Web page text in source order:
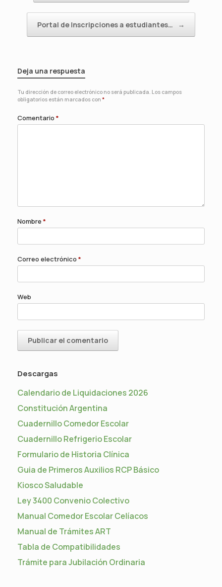
Portal de Inscripciones a estudiantes… →
Deja una respuesta
Tu dirección de correo electrónico no será publicada. Los campos
obligatorios están marcados con *
Comentario *
Nombre *
Correo electrónico *
Web
Descargas
Calendario de Liquidaciones 2026
Constitución Argentina
Cuadernillo Comedor Escolar
Cuadernillo Refrigerio Escolar
Formulario de Historia Clínica
Guia de Primeros Auxilios RCP Básico
Kiosco Saludable
Ley 3400 Convenio Colectivo
Manual Comedor Escolar Celíacos
Manual de Trámites ART
Tabla de Compatibilidades
Trámite para Jubilación Ordinaria